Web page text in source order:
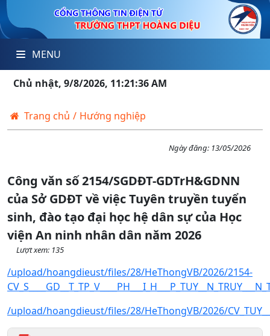
MENU
Chủ nhật, 9/8/2026, 11:21:36 AM
Trang chủ / Hướng nghiệp
Ngày đăng: 13/05/2026
Công văn số 2154/SGDĐT-GDTrH&GDNN
của Sở GDĐT về việc Tuyên truyền tuyển
sinh, đào tạo đại học hệ dân sự của Học
viện An ninh nhân dân năm 2026
Lượt xem: 135
/upload/hoangdieust/files/28/HeThongVB/2026/2154-
/upload/hoangdieust/files/28/HeThongVB/2026/